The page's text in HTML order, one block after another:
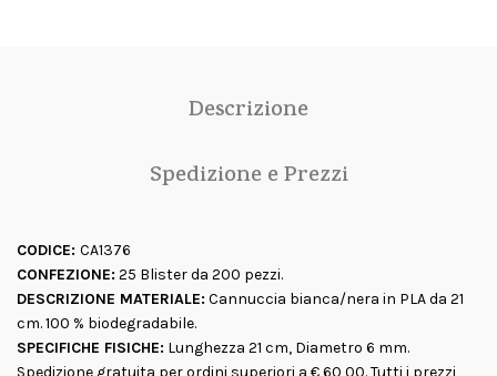
Descrizione
Spedizione e Prezzi
CODICE: CA1376
CONFEZIONE: 25 Blister da 200 pezzi.
DESCRIZIONE MATERIALE: Cannuccia bianca/nera in PLA da 21
cm. 100 % biodegradabile.
SPECIFICHE FISICHE: Lunghezza 21 cm, Diametro 6 mm.
Spedizione gratuita per ordini superiori a € 60,00. Tutti i prezzi